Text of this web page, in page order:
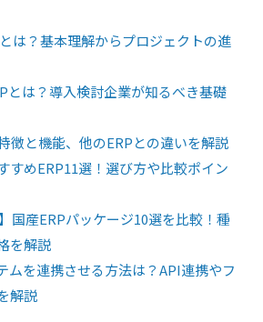
は？基本理解からプロジェクトの進
とは？導入検討企業が知るべき基礎
徴と機能、他のERPとの違いを解説
すめERP11選！選び方や比較ポイン
国産ERPパッケージ10選を比較！種
を解説
ムを連携させる方法は？API連携やフ
解説